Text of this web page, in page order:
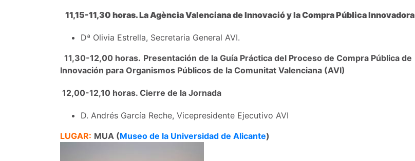
11,15-11,30 horas. La Agència Valenciana de Innovació y la Compra Pública Innovadora
Dª Olivia Estrella, Secretaria General AVI.
11,30-12,00 horas. Presentación de la Guía Práctica del Proceso de Compra Pública de
Innovación para Organismos Públicos de la Comunitat Valenciana (AVI)
12,00-12,10 horas. Cierre de la Jornada
D. Andrés García Reche, Vicepresidente Ejecutivo AVI
LUGAR: MUA (Museo de la Universidad de Alicante)